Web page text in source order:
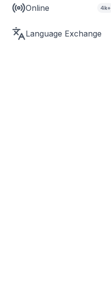
Online 4k+
Language Exchange